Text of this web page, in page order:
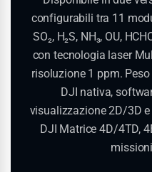
configurabili tra 11
SO₂, H₂S, NH₃, OU,
con tecnologia laser
risoluzione 1 ppm.
DJI nativa,
visualizzazione 2D/3D
DJI Matrice 4D/4TD,